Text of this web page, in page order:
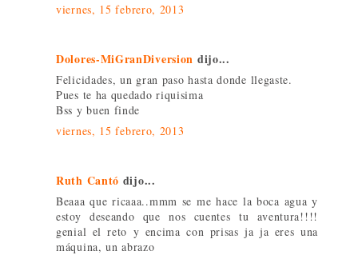
viernes, 15 febrero, 2013
Dolores-MiGranDiversion dijo...
Felicidades, un gran paso hasta donde llegaste.
Pues te ha quedado riquisima
Bss y buen finde
viernes, 15 febrero, 2013
Ruth Cantó dijo...
Beaaa que ricaaa..mmm se me hace la boca agua y
estoy deseando que nos cuentes tu aventura!!!!
genial el reto y encima con prisas ja ja eres una
máquina, un abrazo